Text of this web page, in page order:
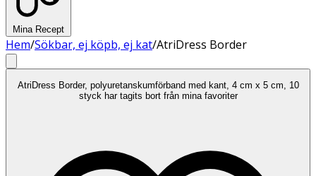
Mina Recept
Hem/Sökbar, ej köpb, ej kat/AtriDress Border
AtriDress Border, polyuretanskumförband med kant, 4 cm x 5 cm, 10
styck har tagits bort från mina favoriter